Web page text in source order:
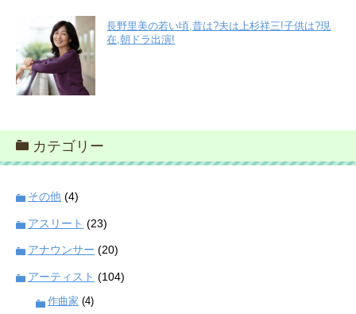
長野里美の若い頃,昔は?夫は上杉祥三!子供は?現
在,朝ドラ出演!
カテゴリー
その他 (4)
アスリート (23)
アナウンサー (20)
アーティスト (104)
作曲家 (4)